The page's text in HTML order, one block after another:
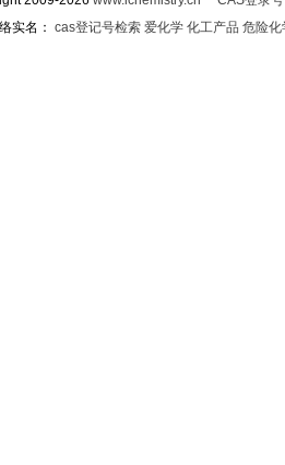
实名： cas登记号检索 爱化学 化工产品 危险化